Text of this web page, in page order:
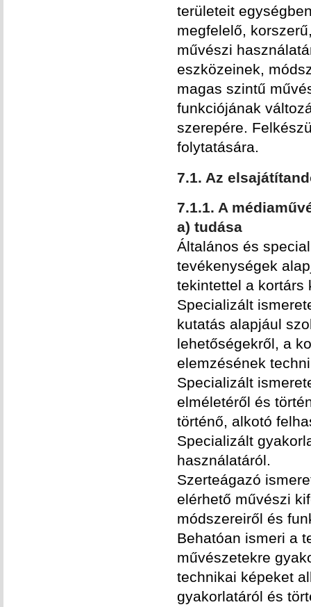
területeit
megfelelő,
művészi
eszközeinek,
magas szintű
funkciójának
szerepére.
folytatására.
7.1. Az
7.1.1. A
a) tudása
Általános és
tevékenységek
tekintettel a kortárs
Specializált
kutatás alapjául
lehetőségekről, a
elemzésének
Specializált
elméletéről és
történő, alkotó
Specializált
használatáról.
Szerteágazó
elérhető művészi
módszereiről és
Behatóan ismeri a
művészetekre
technikai képeket
gyakorlatáról és